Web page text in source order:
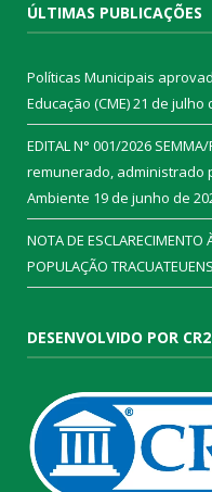
ÚLTIMAS PUBLICAÇÕES
Políticas Municipais
Educação (CME)21 de julho
EDITAL N° 001/2026
remunerado, administrado
Ambiente 19 de junho de
NOTA DE ESCLARECIMENTO
POPULAÇÃO
DESENVOLVIDO POR CR2